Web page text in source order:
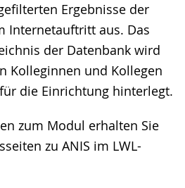
Ergebnisse der
Internetauftritt aus. Das
der Datenbank wird
Kolleginnen und Kollegen
die Einrichtung hinterlegt.
zum Modul erhalten Sie
zu ANIS im LWL-